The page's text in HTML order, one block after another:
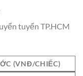
tuyến TP.HCM
(VNĐ/CHIẾC)